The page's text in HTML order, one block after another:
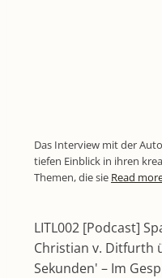
Das Interview mit der
tiefen Einblick in ihren
Themen, die sie Read
LITL002 [Podcast]
Christian v. Ditfurth
Sekunden' – Im